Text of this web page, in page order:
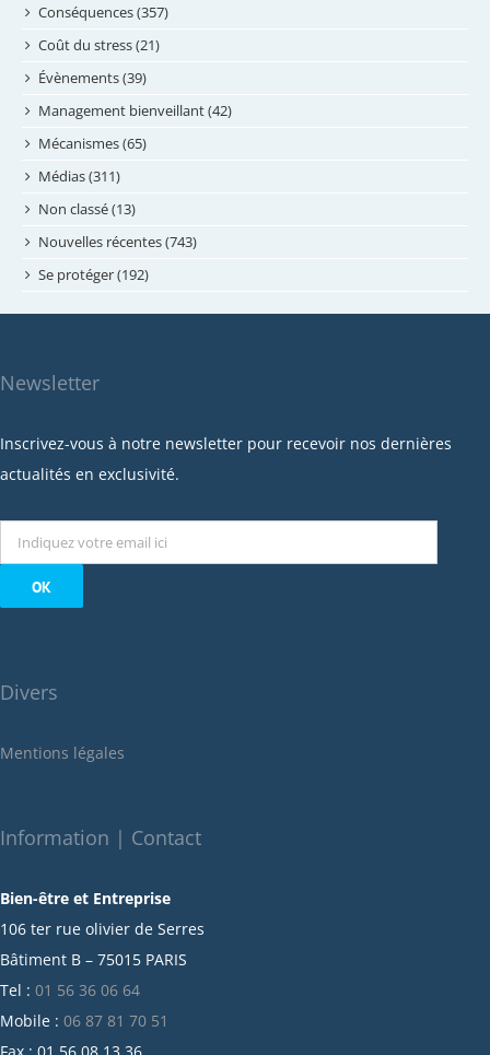
juillet 2024
juin 2024
mai 2024
avril 2024
février 2024
janvier 2024
novembre 2023
octobre 2023
septembre 2023
mars 2023
janvier 2023
décembre 2022
octobre 2022
septembre 2022
mai 2022
décembre 2021
octobre 2021
juillet 2021
juin 2021
mai 2021
avril 2021
mars 2021
Conséquences (357)
Coût du stress (21)
Évènements (39)
Management bienveillant (42)
Mécanismes (65)
Médias (311)
Non classé (13)
Nouvelles récentes (743)
Se protéger (192)
Newsletter
Inscrivez-vous à notre newsletter pour recevoir nos dernières
actualités en exclusivité.
Divers
Mentions légales
Information | Contact
Bien-être et Entreprise
106 ter rue olivier de Serres
Bâtiment B – 75015 PARIS
Tel : 01 56 36 06 64
Mobile : 06 87 81 70 51
Fax : 01 56 08 13 36